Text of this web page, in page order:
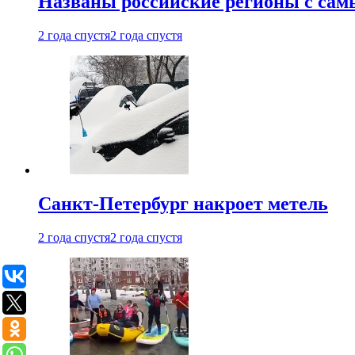
2 года спустя2 года спустя
Санкт-Петербург накроет метель
2 года спустя2 года спустя